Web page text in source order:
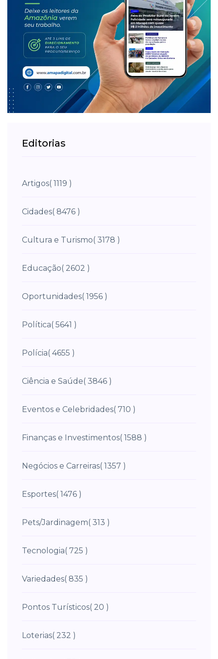
Editorias
Artigos( 1119 )
Cidades( 8476 )
Cultura e Turismo( 3178 )
Educação( 2602 )
Oportunidades( 1956 )
Política( 5641 )
Polícia( 4655 )
Ciência e Saúde( 3846 )
Eventos e Celebridades( 710 )
Finanças e Investimentos( 1588 )
Negócios e Carreiras( 1357 )
Esportes( 1476 )
Pets/Jardinagem( 313 )
Tecnologia( 725 )
Variedades( 835 )
Pontos Turísticos( 20 )
Loterias( 232 )